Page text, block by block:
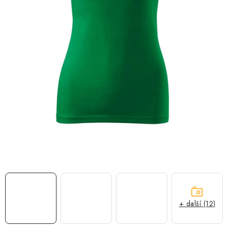
MÁM SRDCE POMÁHÁM
PROVIZNÍ SYSTÉM
Časté otázky
Doprava a platba
+ další (12)